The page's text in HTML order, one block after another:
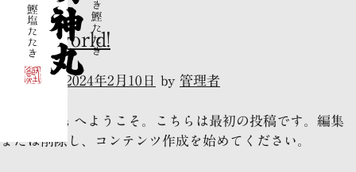
ホーム
明神丸について
藁焼き鰹の塩たたき
お知らせ
お問い合わせ
採用情報
アレルギー情報
Hello world!
Posted on 2024年2月10日 by 管理者
WordPress へようこそ。こちらは最初の投稿です。編集
または削除し、コンテンツ作成を始めてください。